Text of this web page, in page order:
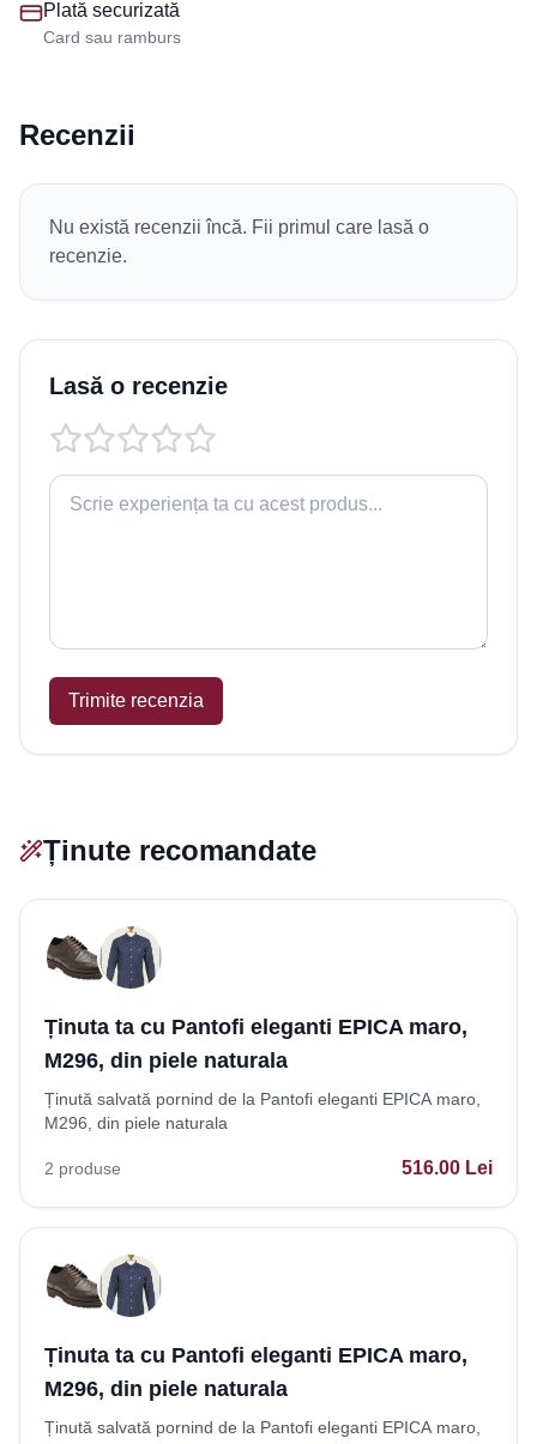
Plată securizată
Card sau ramburs
Recenzii
Nu există recenzii încă. Fii primul care lasă o
recenzie.
Lasă o recenzie
Trimite recenzia
Ținute recomandate
Ținuta ta cu Pantofi eleganti EPICA maro,
M296, din piele naturala
Ținută salvată pornind de la Pantofi eleganti EPICA maro,
M296, din piele naturala
2 produse 516.00 Lei
Ținuta ta cu Pantofi eleganti EPICA maro,
M296, din piele naturala
Ținută salvată pornind de la Pantofi eleganti EPICA maro,